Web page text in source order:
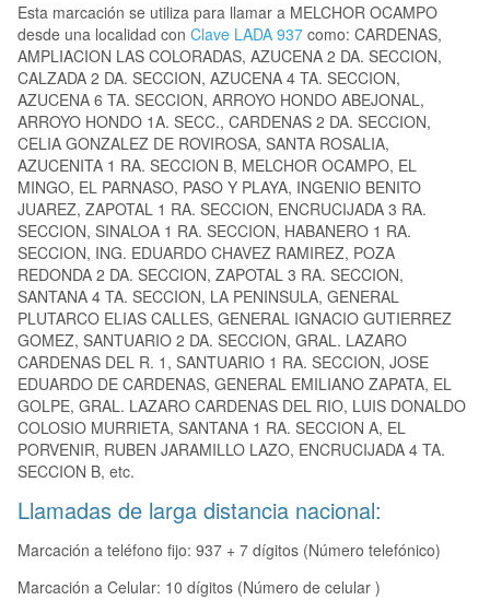
Esta marcación se utiliza para llamar a MELCHOR OCAMPO
desde una localidad con Clave LADA 937 como: CARDENAS,
AMPLIACION LAS COLORADAS, AZUCENA 2 DA. SECCION,
CALZADA 2 DA. SECCION, AZUCENA 4 TA. SECCION,
AZUCENA 6 TA. SECCION, ARROYO HONDO ABEJONAL,
ARROYO HONDO 1A. SECC., CARDENAS 2 DA. SECCION,
CELIA GONZALEZ DE ROVIROSA, SANTA ROSALIA,
AZUCENITA 1 RA. SECCION B, MELCHOR OCAMPO, EL
MINGO, EL PARNASO, PASO Y PLAYA, INGENIO BENITO
JUAREZ, ZAPOTAL 1 RA. SECCION, ENCRUCIJADA 3 RA.
SECCION, SINALOA 1 RA. SECCION, HABANERO 1 RA.
SECCION, ING. EDUARDO CHAVEZ RAMIREZ, POZA
REDONDA 2 DA. SECCION, ZAPOTAL 3 RA. SECCION,
SANTANA 4 TA. SECCION, LA PENINSULA, GENERAL
PLUTARCO ELIAS CALLES, GENERAL IGNACIO GUTIERREZ
GOMEZ, SANTUARIO 2 DA. SECCION, GRAL. LAZARO
CARDENAS DEL R. 1, SANTUARIO 1 RA. SECCION, JOSE
EDUARDO DE CARDENAS, GENERAL EMILIANO ZAPATA, EL
GOLPE, GRAL. LAZARO CARDENAS DEL RIO, LUIS DONALDO
COLOSIO MURRIETA, SANTANA 1 RA. SECCION A, EL
PORVENIR, RUBEN JARAMILLO LAZO, ENCRUCIJADA 4 TA.
SECCION B, etc.
Llamadas de larga distancia nacional:
Marcación a teléfono fijo: 937 + 7 dígitos (Número telefónico)
Marcación a Celular: 10 dígitos (Número de celular )